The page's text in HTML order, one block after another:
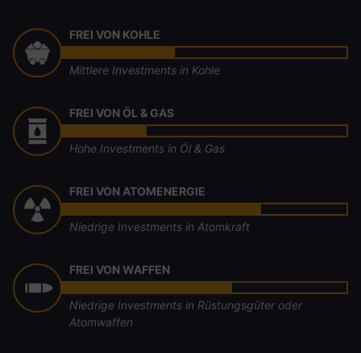
FREI VON KOHLE
Mittlere Investments in Kohle
FREI VON ÖL & GAS
Hohe Investments in Öl & Gas
FREI VON ATOMENERGIE
Niedrige Investments in Atomkraft
FREI VON WAFFEN
Niedrige Investments in Rüstungsgüter oder
Atomwaffen